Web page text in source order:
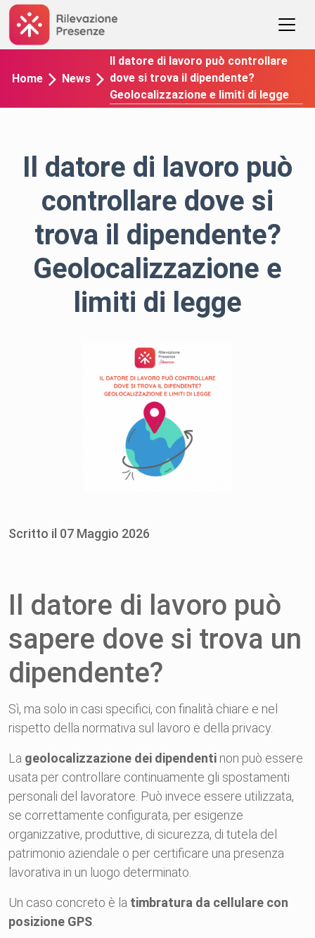
Home News
Il datore di lavoro può controllare
dove si trova il dipendente?
Geolocalizzazione e limiti di legge
Il datore di lavoro può
controllare dove si
trova il dipendente?
Geolocalizzazione e
limiti di legge
Scritto il 07 Maggio 2026
Il datore di lavoro può
sapere dove si trova un
dipendente?
Sì, ma solo in casi specifici, con finalità chiare e nel
rispetto della normativa sul lavoro e della privacy.
La geolocalizzazione dei dipendenti non può essere
usata per controllare continuamente gli spostamenti
personali del lavoratore. Può invece essere utilizzata,
se correttamente configurata, per esigenze
organizzative, produttive, di sicurezza, di tutela del
patrimonio aziendale o per certificare una presenza
lavorativa in un luogo determinato.
Un caso concreto è la timbratura da cellulare con
posizione GPS